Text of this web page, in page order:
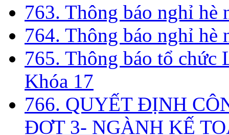
763. Thông báo nghỉ hè
764. Thông báo nghỉ hè
765. Thông báo tổ chức
Khóa 17
766. QUYẾT ĐỊNH
ĐỢT 3- NGÀNH KẾ